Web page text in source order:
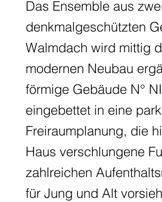
Das Ensemble aus
denkmalgeschützten
Walmdach wird mittig
modernen Neubau
förmige Gebäude N°
eingebettet in eine
Freiraumplanung, die
Haus verschlungene
zahlreichen
für Jung und Alt